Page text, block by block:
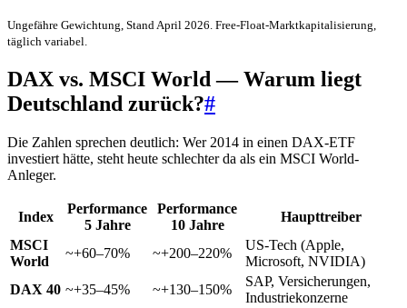
Ungefähre Gewichtung, Stand April 2026. Free-Float-Marktkapitalisierung,
täglich variabel.
DAX vs. MSCI World — Warum liegt
Deutschland zurück?#
Die Zahlen sprechen deutlich: Wer 2014 in einen DAX-ETF
investiert hätte, steht heute schlechter da als ein MSCI World-
Anleger.
Index
Performance
5 Jahre
Performance
10 Jahre
Haupttreiber
MSCI
World
~+60–70% ~+200–220%
US-Tech (Apple,
Microsoft, NVIDIA)
DAX 40 ~+35–45% ~+130–150%
SAP, Versicherungen,
Industriekonzerne